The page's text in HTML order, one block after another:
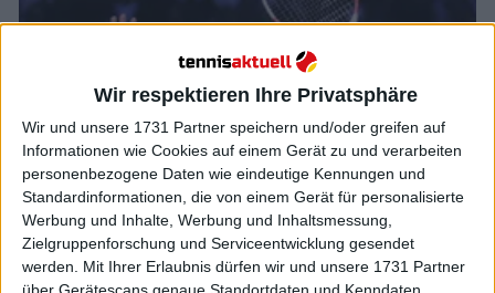
Wir respektieren Ihre Privatsphäre
Wir und unsere 1731 Partner speichern und/oder greifen auf
Informationen wie Cookies auf einem Gerät zu und verarbeiten
personenbezogene Daten wie eindeutige Kennungen und
Standardinformationen, die von einem Gerät für personalisierte
Werbung und Inhalte, Werbung und Inhaltsmessung,
Zielgruppenforschung und Serviceentwicklung gesendet
werden.
Mit Ihrer Erlaubnis dürfen wir und unsere 1731 Partner
über Gerätescans genaue Standortdaten und Kenndaten
ATP
„Ich stürzte auf den Boden der Realität“: Dominic